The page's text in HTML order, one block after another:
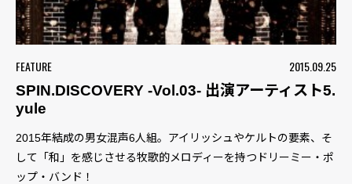
FEATURE
2015.09.25
SPIN.DISCOVERY -Vol.03- 出演アーティスト5.
yule
2015年結成の男女混声6人組。アイリッシュやケルトの要素、そ
して「和」を感じさせる牧歌的メロディーを持つドリーミー・ポ
ップ・バンド！